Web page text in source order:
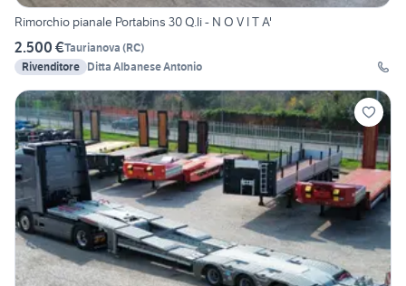
Rimorchio pianale Portabins 30 Q.li - N O V I T A'
2.500 €Taurianova (RC)
Rivenditore Ditta Albanese Antonio